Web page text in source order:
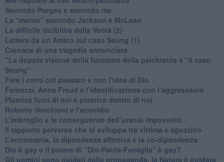
​Secondo Porges e secondo me
​La “mente” secondo Jackson e McLean
La difficile dicibilità della Verità (2)
​Lettera da un Amico sul caso Seung (1)
​Cronaca di una tragedia annunciata
"​La doppia visione della funzione della psichiatria e “il caso
Seung”
​Fare i conti col passato e con l’idea di Dio
​Ferenczi, Anna Freud e l’identificazione con l’aggresssore
Plastica fuori di noi e plastica dentro di noi
​Roberto Vecchioni e l’ecocidio
​L’imbroglio e le conseguenze dell’uranio impoverito
​Il rapporto perverso che si sviluppa tra vittima e aguzzino
L’erotomania, la dipendenza affettiva e la co-dipendenza
​Dio è gay o il potere di “Dio-Patria-Famiglia” è gay?
​Gli uomini sono guidati dalla propaganda, la Natura è guidata